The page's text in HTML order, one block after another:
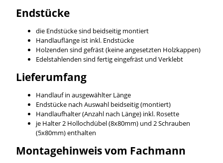
Endstücke
die Endstücke sind beidseitig montiert
Handlauflänge ist inkl. Endstücke
Holzenden sind gefräst (keine angesetzten Holzkappen)
Edelstahlenden sind fertig eingefräst und Verklebt
Lieferumfang
Handlauf in ausgewählter Länge
Endstücke nach Auswahl beidseitig (montiert)
Handlaufhalter (Anzahl nach Länge) inkl. Rosette
je Halter 2 Hollochdübel (8x80mm) und 2 Schrauben
(5x80mm) enthalten
Montagehinweis vom Fachmann